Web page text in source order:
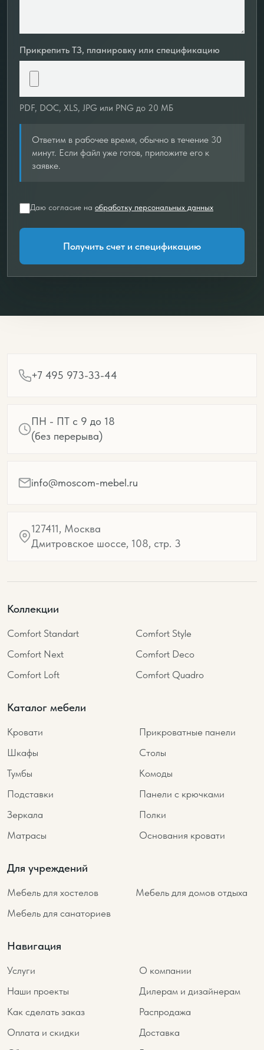
Прикрепить ТЗ, планировку или спецификацию
PDF, DOC, XLS, JPG или PNG до 20 МБ
Ответим в рабочее время, обычно в течение 30
минут. Если файл уже готов, приложите его к
заявке.
Даю согласие на обработку персональных данных
Получить счет и спецификацию
+7 495 973-33-44
ПН - ПТ с 9 до 18
(без перерыва)
info@moscom-mebel.ru
127411, Москва
Дмитровское шоссе, 108, стр. 3
Коллекции
Comfort Standart
Comfort Style
Comfort Next
Comfort Deco
Comfort Loft
Comfort Quadro
Каталог мебели
Кровати
Прикроватные панели
Шкафы
Столы
Тумбы
Комоды
Подставки
Панели с крючками
Зеркала
Полки
Матрасы
Основания кровати
Для учреждений
Мебель для хостелов
Мебель для домов отдыха
Мебель для санаториев
Навигация
Услуги
О компании
Наши проекты
Дилерам и дизайнерам
Как сделать заказ
Распродажа
Оплата и скидки
Доставка